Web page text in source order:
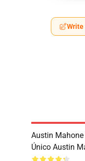
Write
Austin
Único Austin